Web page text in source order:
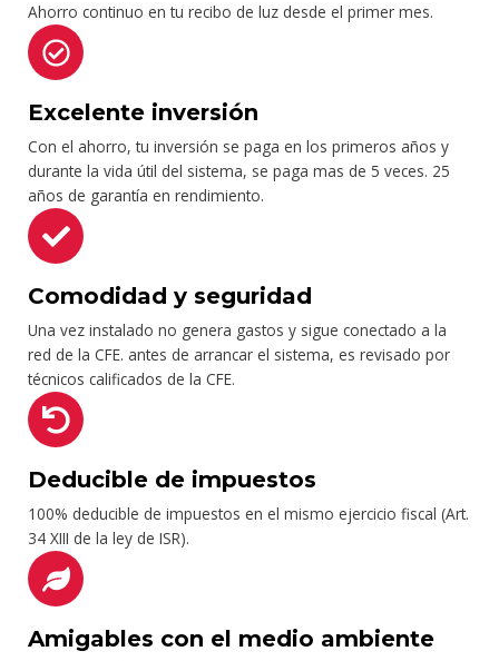
Ahorro continuo en tu recibo de luz desde el primer mes.
Excelente inversión
Con el ahorro, tu inversión se paga en los primeros años y
durante la vida útil del sistema, se paga mas de 5 veces. 25
años de garantía en rendimiento.
Comodidad y seguridad
Una vez instalado no genera gastos y sigue conectado a la
red de la CFE. antes de arrancar el sistema, es revisado por
técnicos calificados de la CFE.
Deducible de impuestos
100% deducible de impuestos en el mismo ejercicio fiscal (Art.
34 XIII de la ley de ISR).
Amigables con el medio ambiente